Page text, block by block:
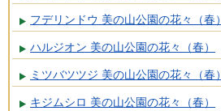
フデリンドウ 美の山公園の花々（春）
ハルジオン 美の山公園の花々（春）
ミツバツツジ 美の山公園の花々（春）
キジムシロ 美の山公園の花々（春）